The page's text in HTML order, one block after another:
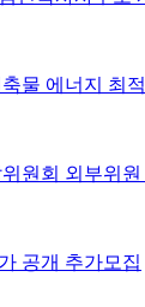
물 에너지 최
원회 외부위
공개 추가모집